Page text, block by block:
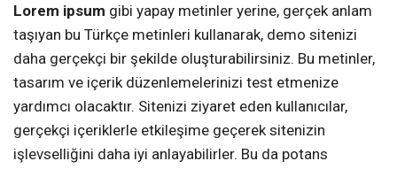
Lorem ipsum gibi yapay metinler yerine, gerçek anlam
taşıyan bu Türkçe metinleri kullanarak, demo sitenizi
daha gerçekçi bir şekilde oluşturabilirsiniz. Bu metinler,
tasarım ve içerik düzenlemelerinizi test etmenize
yardımcı olacaktır. Sitenizi ziyaret eden kullanıcılar,
gerçekçi içeriklerle etkileşime geçerek sitenizin
işlevselliğini daha iyi anlayabilirler. Bu da potans